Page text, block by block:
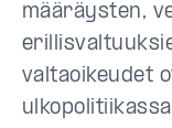
määräysten,
valtaoikeudet